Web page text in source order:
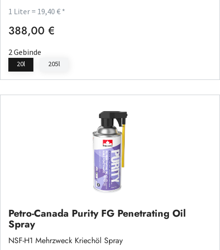
1 Liter = 19,40 € *
Regulärer Preis:
388,00 €
2 Gebinde
20l 205l
Petro-Canada Purity FG Penetrating Oil
Spray
NSF-H1 Mehrzweck Kriechöl Spray